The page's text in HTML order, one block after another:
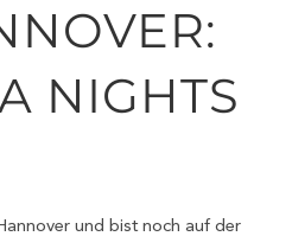
NIGHTS
und bist noch auf der